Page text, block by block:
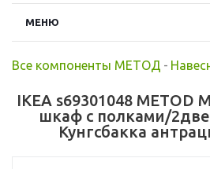
МЕНЮ
Все компоненты МЕТОД -
IKEA s69301048
шкаф с полками/
Кунгсбакка